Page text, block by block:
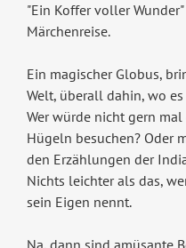
"Ein Koffer voller
Märchenreise.
Ein magischer Globus,
Welt, überall dahin, wo
Wer würde nicht gern
Hügeln besuchen? Oder
den Erzählungen der
Nichts leichter als das,
sein Eigen nennt.